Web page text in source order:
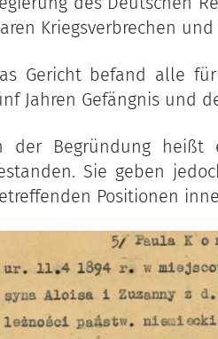
Kriegsverbrechen
Gericht befand alle
Jahren Gefängnis und
der Begründung heißt
Sie geben
Positionen